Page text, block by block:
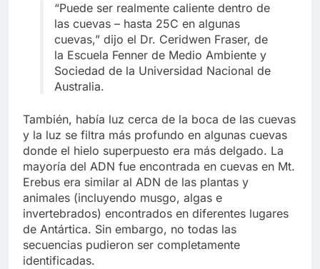
“Puede ser realmente caliente dentro de
las cuevas – hasta 25C en algunas
cuevas,” dijo el Dr. Ceridwen Fraser, de
la Escuela Fenner de Medio Ambiente y
Sociedad de la Universidad Nacional de
Australia.
También, había luz cerca de la boca de las cuevas
y la luz se filtra más profundo en algunas cuevas
donde el hielo superpuesto era más delgado. La
mayoría del ADN fue encontrada en cuevas en Mt.
Erebus era similar al ADN de las plantas y
animales (incluyendo musgo, algas e
invertebrados) encontrados en diferentes lugares
de Antártica. Sin embargo, no todas las
secuencias pudieron ser completamente
identificadas.